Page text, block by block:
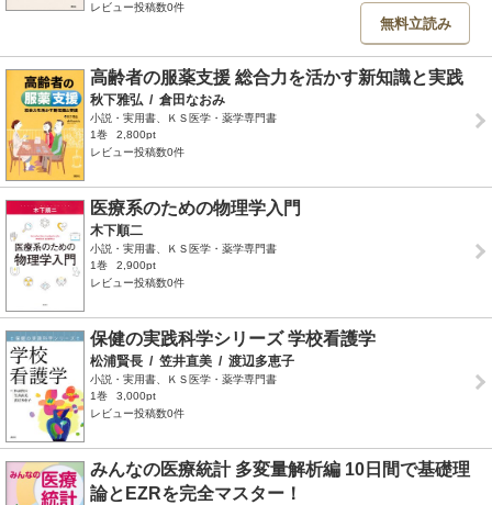
レビュー投稿数0件
無料立読み
高齢者の服薬支援 総合力を活かす新知識と実践
秋下雅弘 / 倉田なおみ
小説・実用書、ＫＳ医学・薬学専門書
1巻
2,800pt
レビュー投稿数0件
医療系のための物理学入門
木下順二
小説・実用書、ＫＳ医学・薬学専門書
1巻
2,900pt
レビュー投稿数0件
保健の実践科学シリーズ 学校看護学
松浦賢長 / 笠井直美 / 渡辺多恵子
小説・実用書、ＫＳ医学・薬学専門書
1巻
3,000pt
レビュー投稿数0件
みんなの医療統計 多変量解析編 10日間で基礎理
論とEZRを完全マスター！